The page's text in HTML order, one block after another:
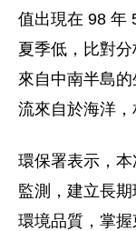
值出現在 98 年
夏季低，比對
來自中南半島
流來自於海洋，
環保署表示，
監測，建立長
環境品質，掌